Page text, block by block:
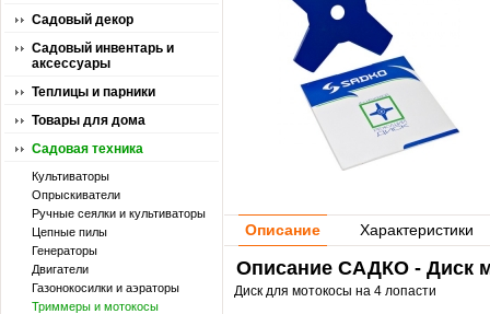
Садовый декор
Садовый инвентарь и
аксессуары
Теплицы и парники
Товары для дома
Садовая техника
Культиваторы
Опрыскиватели
Ручные сеялки и культиваторы
Цепные пилы
Генераторы
Двигатели
Газонокосилки и аэраторы
Триммеры и мотокосы
Описание Характеристики
Описание САДКО - Диск
Диск для мотокосы на 4 лопасти